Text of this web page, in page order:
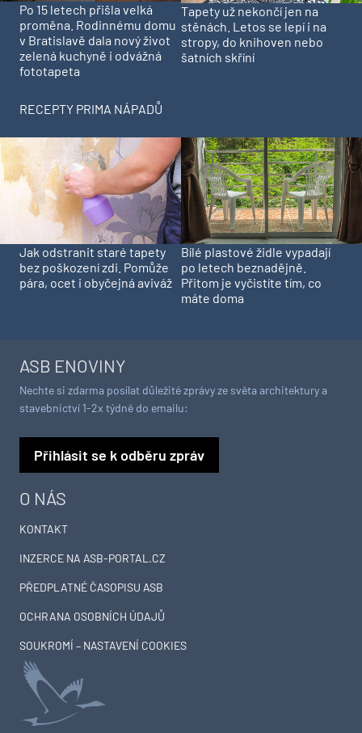
Po 15 letech přišla velká
proměna. Rodinnému domu
v Bratislavě dala nový život
zelená kuchyně i odvážná
fototapeta
Tapety už nekončí jen na
stěnách. Letos se lepí i na
stropy, do knihoven nebo
šatních skříní
RECEPTY PRIMA NÁPADŮ
Jak odstranit staré tapety
bez poškození zdi. Pomůže
pára, ocet i obyčejná aviváž
Bílé plastové židle vypadají
po letech beznadějně.
Přitom je vyčistíte tím, co
máte doma
O NÁS
KONTAKT
INZERCE NA ASB-PORTAL.CZ
PŘEDPLATNÉ ČASOPISU ASB
OCHRANA OSOBNÍCH ÚDAJŮ
SOUKROMÍ – NASTAVENÍ COOKIES
ASB ENOVINY
Nechte si zdarma posílat důležité zprávy ze světa architektury a
stavebnictví 1-2x týdně do emailu:
Přihlásit se k odběru zpráv